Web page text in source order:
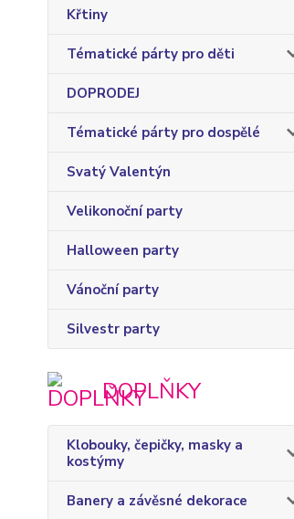
Křtiny
Tématické párty pro děti
DOPRODEJ
Tématické párty pro dospělé
Svatý Valentýn
Velikonoční party
Halloween party
Vánoční party
Silvestr party
DOPLŇKY
Klobouky, čepičky, masky a
kostýmy
Banery a závěsné dekorace